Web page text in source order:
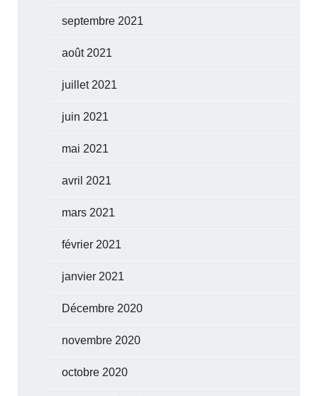
septembre 2021
août 2021
juillet 2021
juin 2021
mai 2021
avril 2021
mars 2021
février 2021
janvier 2021
Décembre 2020
novembre 2020
octobre 2020